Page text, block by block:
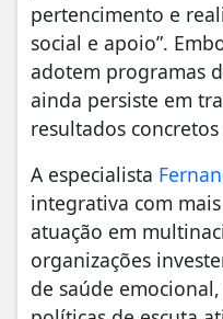
pertencimento e
social e apoio”.
adotem programas
ainda persiste em
resultados
A especialista
integrativa com
atuação em
organizações
de saúde